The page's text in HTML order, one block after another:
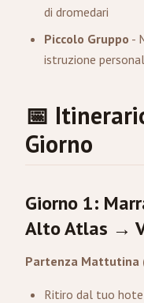
di dromedari
Piccolo Gruppo -
istruzione
📅
Giorno
Giorno 1:
Alto Atlas →
Partenza Mattutina
Ritiro dal tuo